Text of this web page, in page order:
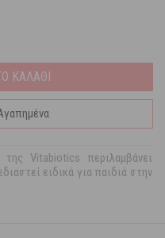
ΚΑΛΑΘΙ
Vitabiotics περιλαμβάνει
ειδικά για παιδιά στην